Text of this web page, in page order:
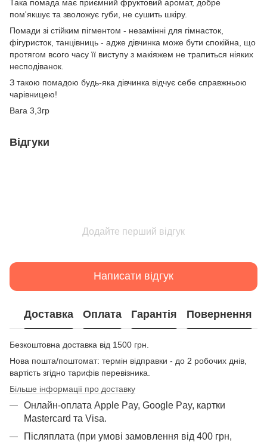
Така помада має приємний фруктовий аромат, добре
пом'якшує та зволожує губи, не сушить шкіру.
Помади зі стійким пігментом - незамінні для гімнасток,
фігуристок, танцівниць - адже дівчинка може бути спокійна, що
протягом всого часу її виступу з макіяжем не трапиться ніяких
несподіванок.
З такою помадою будь-яка дівчинка відчує себе справжньою
чарівницею!
Вага 3,3гр
Відгуки
Додайте перший відгук
Написати відгук
Доставка Оплата Гарантія Повернення
Безкоштовна доставка від 1500 грн.
Нова пошта/поштомат: термін відправки - до 2 робочих днів,
вартість згідно тарифів перевізника.
Більше інформації про доставку
Онлайн-оплата Apple Pay, Google Pay, картки
Mastercard та Visа.
Післяплата (при умові замовлення від 400 грн,